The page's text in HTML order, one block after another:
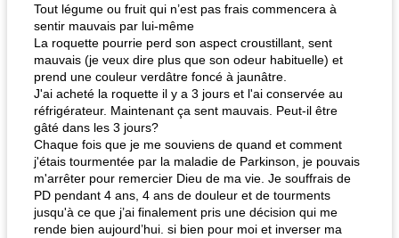
Tout légume ou fruit qui n’est pas frais commencera à
sentir mauvais par lui-même
La roquette pourrie perd son aspect croustillant, sent
mauvais (je veux dire plus que son odeur habituelle) et
prend une couleur verdâtre foncé à jaunâtre.
J'ai acheté la roquette il y a 3 jours et l'ai conservée au
réfrigérateur. Maintenant ça sent mauvais. Peut-il être
gâté dans les 3 jours?
Chaque fois que je me souviens de quand et comment
j'étais tourmentée par la maladie de Parkinson, je pouvais
m'arrêter pour remercier Dieu de ma vie. Je souffrais de
PD pendant 4 ans, 4 ans de douleur et de tourments
jusqu'à ce que j’ai finalement pris une décision qui me
rende bien aujourd’hui. si bien pour moi et inverser ma